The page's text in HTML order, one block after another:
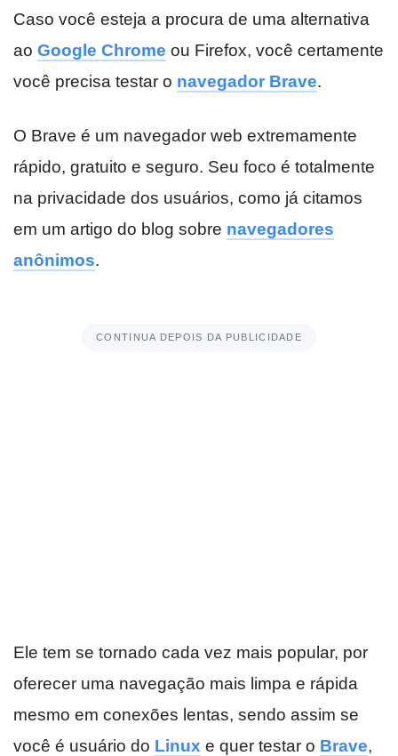
Caso você esteja a procura de uma alternativa
ao Google Chrome ou Firefox, você certamente
você precisa testar o navegador Brave.
O Brave é um navegador web extremamente
rápido, gratuito e seguro. Seu foco é totalmente
na privacidade dos usuários, como já citamos
em um artigo do blog sobre navegadores
anônimos.
CONTINUA DEPOIS DA PUBLICIDADE
Ele tem se tornado cada vez mais popular, por
oferecer uma navegação mais limpa e rápida
mesmo em conexões lentas, sendo assim se
você é usuário do Linux e quer testar o Brave,